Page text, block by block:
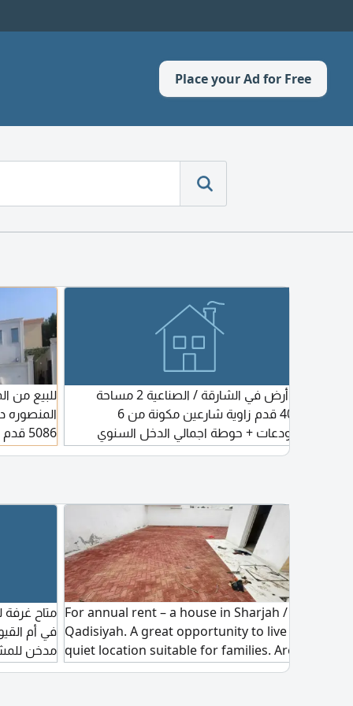
Place your Ad for Free
للبيع من
المنصوره
ومجلس
ألف قابل
للبيع أرض في الشارقة / الصناعية 2 مساحة
40000 قدم زاوية شارعين مكونة من 6
مستودعات + حوطة اجمالي الدخل السنوي
1300000 درهم 6*150 900000 درهم
التعاون
متاح غرفة
في أم
مدخن
For annual rent – a house in Sharjah / Al
Qadisiyah. A great opportunity to live in a
quiet location suitable for families. Area:
2,500 sq ft. The house features 3 master